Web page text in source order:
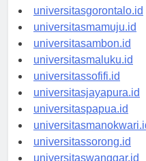
universitaskendari.id
universitasgorontalo.id
universitasmamuju.id
universitasambon.id
universitasmaluku.id
universitassofifi.id
universitasjayapura.id
universitaspapua.id
universitasmanokwari.id
universitassorong.id